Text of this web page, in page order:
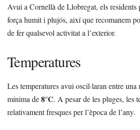
Avui a Cornellà de Llobregat, els residents
força humit i plujós, així que recomanem
de fer qualsevol activitat a l’exterior.
Temperatures
Les temperatures avui oscil·laran entre una
mínima de8°C. A pesar de les pluges, les
relativament fresques per l’època de l’any.